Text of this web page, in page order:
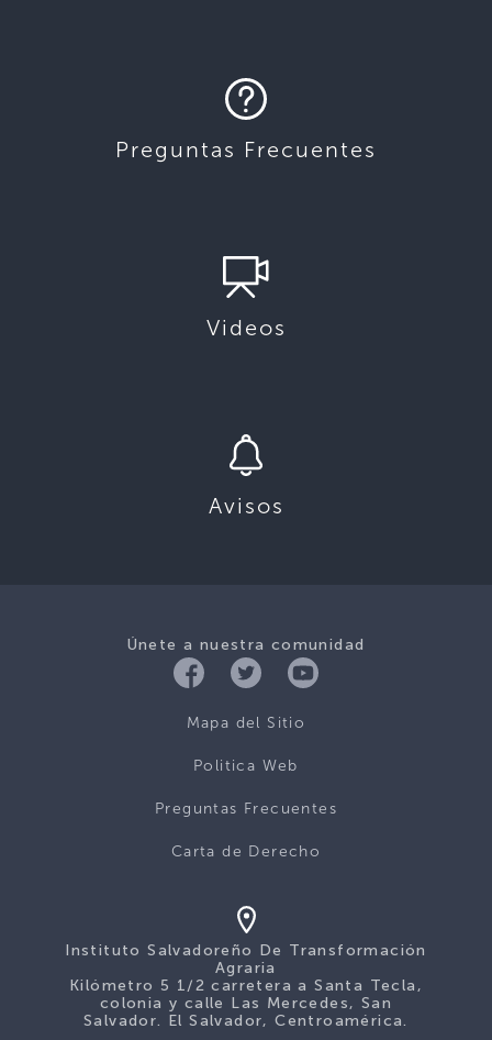
Preguntas Frecuentes
Videos
Avisos
Únete a nuestra comunidad
Mapa del Sitio
Politica Web
Preguntas Frecuentes
Carta de Derecho
Instituto Salvadoreño De Transformación
Agraria
Kilómetro 5 1/2 carretera a Santa Tecla,
colonia y calle Las Mercedes, San
Salvador. El Salvador, Centroamérica.